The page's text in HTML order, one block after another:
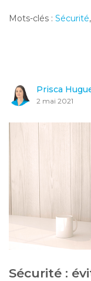
Mots-clés : Sécurité,
Prisca
2 mai 2021
Sécurité :